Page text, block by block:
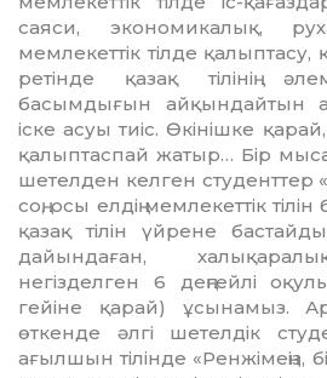
саяси, экономикалық,
мемлекеттік тілде қалыптасу,
ретінде қазақ тілінің
басымдығын айқындай­тын
іске асуы тиіс. Өкінішке
қалыптаспай жатыр… Бір
шетелден кел­ген студенттер
соң, осы елдің мемлекеттік ті­лін
қазақ ті­лін үйрене
дайындаған,
негізделген 6 дең­гей­лі
гейіне қа­рай) ұсынамыз.
өткенде әлгі шетелдік
ағылшын тілінде «Ренжімеңіз,